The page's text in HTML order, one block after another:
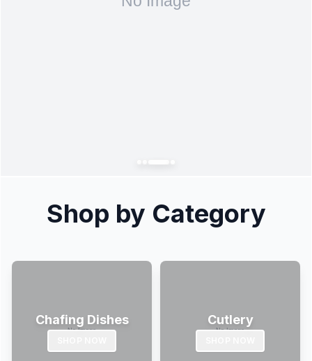
Shop by Category
Chafing Dishes Cutlery